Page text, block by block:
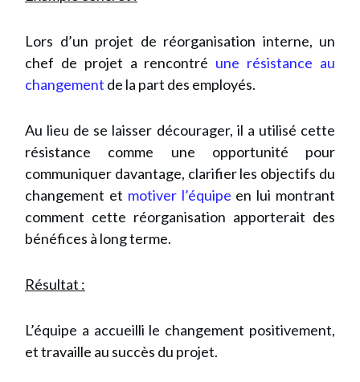
Lors d’un projet de réorganisation interne, un
chef de projet a rencontré une résistance au
changement de la part des employés.
Au lieu de se laisser décourager, il a utilisé cette
résistance comme une opportunité pour
communiquer davantage, clarifier les objectifs du
changement et motiver l’équipe en lui montrant
comment cette réorganisation apporterait des
bénéfices à long terme.
Résultat :
L’équipe a accueilli le changement positivement,
et travaille au succès du projet.